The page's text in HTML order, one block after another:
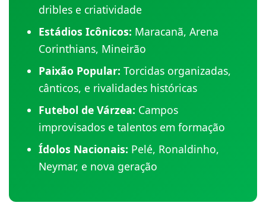
dribles e criatividade
Estádios Icônicos: Maracanã, Arena
Corinthians, Mineirão
Paixão Popular: Torcidas organizadas,
cânticos, e rivalidades históricas
Futebol de Várzea: Campos
improvisados e talentos em formação
Ídolos Nacionais: Pelé, Ronaldinho,
Neymar, e nova geração